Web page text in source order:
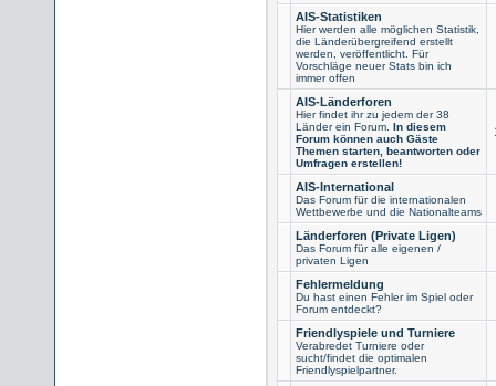
AIS-Statistiken
Hier werden alle möglichen Statistik,
die Länderübergreifend erstellt
werden, veröffentlicht. Für
Vorschläge neuer Stats bin ich
immer offen
AIS-Länderforen
Hier findet ihr zu jedem der 38
Länder ein Forum. In diesem
Forum können auch Gäste
Themen starten, beantworten oder
Umfragen erstellen!
AIS-International
Das Forum für die internationalen
Wettbewerbe und die Nationalteams
Länderforen (Private Ligen)
Das Forum für alle eigenen /
privaten Ligen
Fehlermeldung
Du hast einen Fehler im Spiel oder
Forum entdeckt?
Friendlyspiele und Turniere
Verabredet Turniere oder
sucht/findet die optimalen
Friendlyspielpartner.